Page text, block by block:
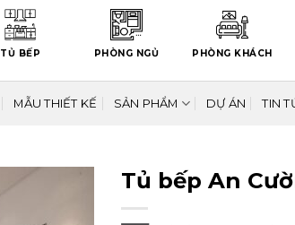
TỦ BẾP PHÒNG NGỦ PHÒNG KHÁCH
MẪU THIẾT KẾ SẢN PHẨM DỰ ÁN TIN
Tủ bếp An